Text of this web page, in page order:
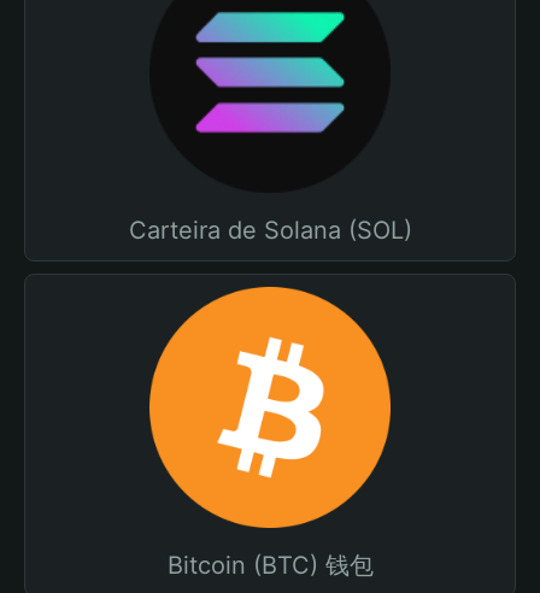
Carteira de Solana (SOL)
Bitcoin (BTC) 钱包